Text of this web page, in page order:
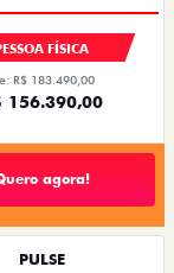
FÍSICA
R$ 183.490,00
156.390,00
agora!
PULSE